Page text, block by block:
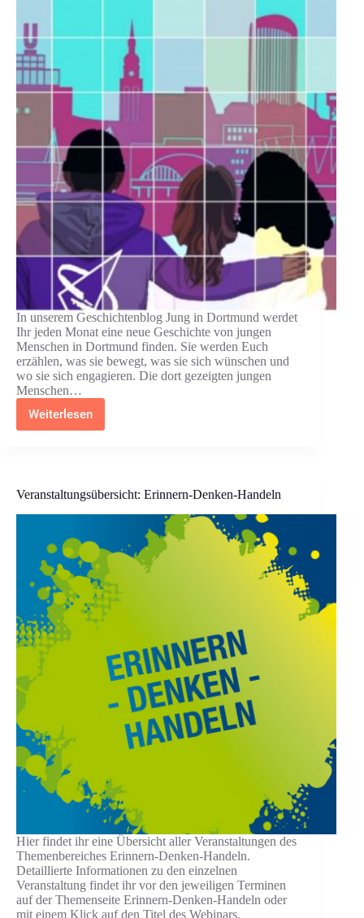
In unserem Geschichtenblog Jung in Dortmund werdet
Ihr jeden Monat eine neue Geschichte von jungen
Menschen in Dortmund finden. Sie werden Euch
erzählen, was sie bewegt, was sie sich wünschen und
wo sie sich engagieren. Die dort gezeigten jungen
Menschen…
Weiterlesen
Jung
in
Veranstaltungsübersicht: Erinnern-Denken-Handeln
Hier findet ihr eine Übersicht aller Veranstaltungen des
Themenbereiches Erinnern-Denken-Handeln.
Detaillierte Informationen zu den einzelnen
Veranstaltung findet ihr vor den jeweiligen Terminen
auf der Themenseite Erinnern-Denken-Handeln oder
mit einem Klick auf den Titel des Webinars.